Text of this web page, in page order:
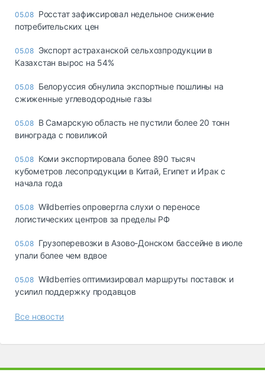
05.08 Росстат зафиксировал недельное снижение
потребительских цен
05.08 Экспорт астраханской сельхозпродукции в
Казахстан вырос на 54%
05.08 Белоруссия обнулила экспортные пошлины на
сжиженные углеводородные газы
05.08 В Самарскую область не пустили более 20 тонн
винограда с повиликой
05.08 Коми экспортировала более 890 тысяч
кубометров лесопродукции в Китай, Египет и Ирак с
начала года
05.08 Wildberries опровергла слухи о переносе
логистических центров за пределы РФ
05.08 Грузоперевозки в Азово-Донском бассейне в июле
упали более чем вдвое
05.08 Wildberries оптимизировал маршруты поставок и
усилил поддержку продавцов
Все новости